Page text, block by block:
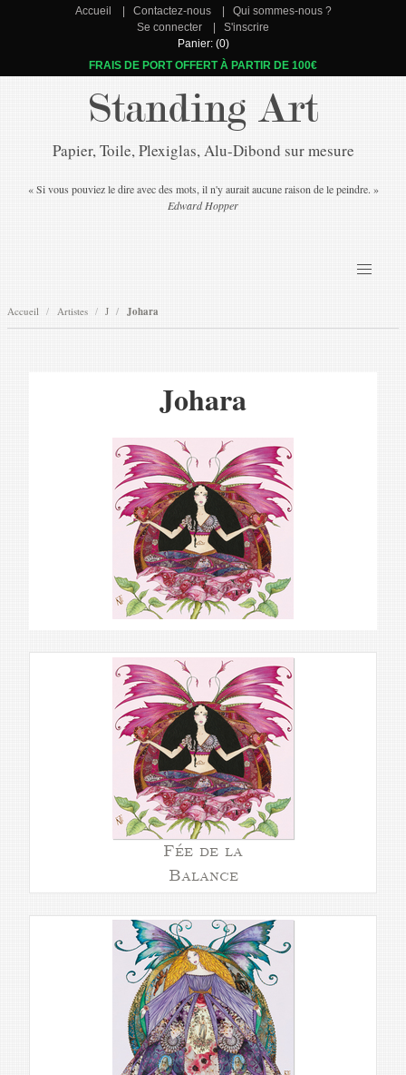
Accueil Contactez-nous
Qui sommes-nous ?
Se connecter
S'inscrire
Panier: (0)
FRAIS DE PORT OFFERT À PARTIR DE 100€
Standing Art
Papier, Toile, Plexiglas, Alu-Dibond sur mesure
« Si vous pouviez le dire avec des mots, il n'y aurait aucune raison de le peindre. »
Edward Hopper
Accueil Artistes J Johara
Johara
Fée de la
Balance